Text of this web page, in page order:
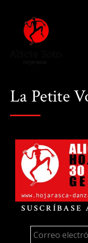
La Petite
SUSCRÍBASE